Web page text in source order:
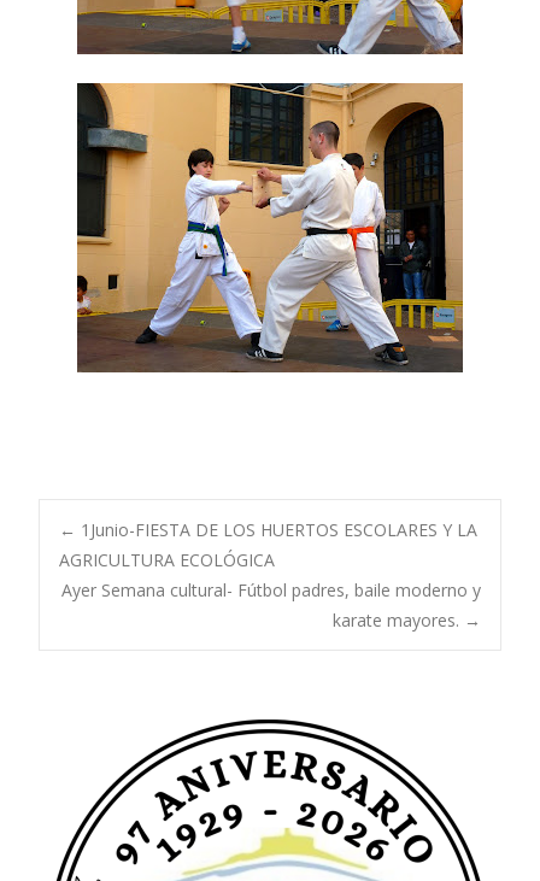
Navegación
de
← 1Junio-FIESTA DE LOS HUERTOS ESCOLARES Y LA
AGRICULTURA ECOLÓGICA
Ayer Semana cultural- Fútbol padres, baile moderno y
karate mayores. →